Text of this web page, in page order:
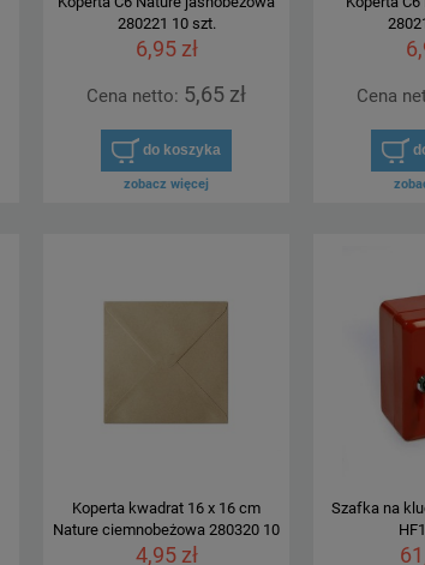
280221 10 szt.
6,95 zł
Cena netto: 5,65 zł
do koszyka
zobacz więcej
Cena
Koperta kwadrat 16 x 16 cm
Nature ciemnobeżowa 280320 10
szt.
4,95 zł
Szafka na